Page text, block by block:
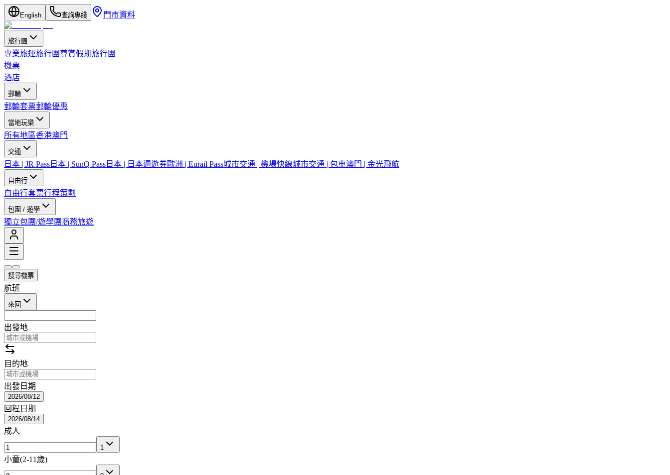
English 查詢專綫 門市資料
旅行團
專業旅運旅行團尊賞假期旅行團
機票
酒店
郵輪
郵輪套票郵輪優惠
當地玩樂
所有地區香港澳門
交通
日本 | JR Pass 日本 | SunQ Pass 日本 | 日本週遊券歐洲 | Eurail Pass城市交通 | 機場快線城市交通 | 包車澳門 | 金光飛航
自由行
自由行套票行程策劃
包團 / 遊學
獨立包團/遊學團 商務旅遊
搜尋機票
航班
來回
出發地
目的地
出發日期
2026/08/12
回程日期
2026/08/14
成人
1
小童(2-11歲)